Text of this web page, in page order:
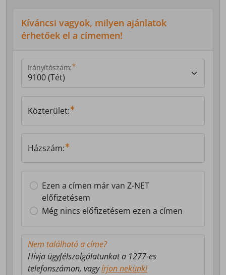
Kíváncsi vagyok, milyen ajánlatok
érhetőek el a címemen!
Irányítószám:
Közterület:
Házszám:
Ezen a címen már van Z-NET
előfizetésem
Még nincs előfizetésem ezen a címen
Nem található a címe?
Hívja ügyfélszolgálatunkat a 1277-es
telefonszámon, vagyírjon nekünk!